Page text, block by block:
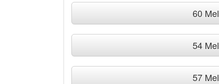
60
54
57